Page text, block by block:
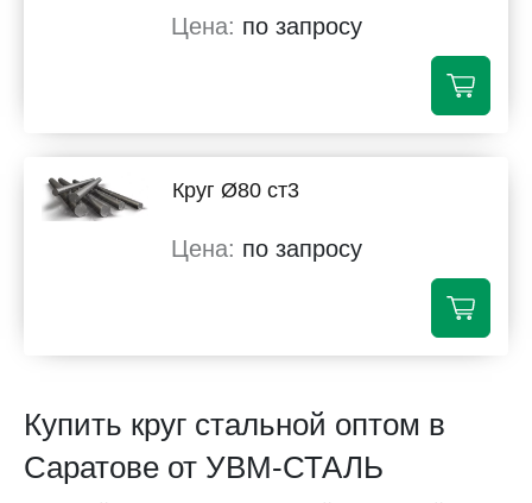
по запросу
Круг Ø80 ст3
по запросу
Купить круг стальной оптом в
Саратове от УВМ-СТАЛЬ